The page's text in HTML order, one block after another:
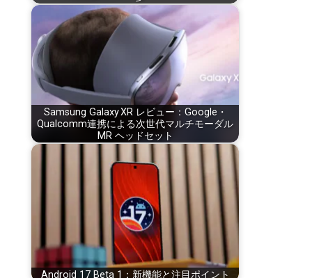
Samsung Galaxy XR レビュー：Google・
Qualcomm連携による次世代マルチモーダル
MR ヘッドセット
Android 17 Beta 1：新機能と注目ポイント